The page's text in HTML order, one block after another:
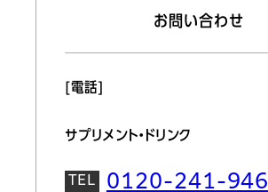
お問い合わせ
[電話]
サプリメント・ドリンク
0120-241-946